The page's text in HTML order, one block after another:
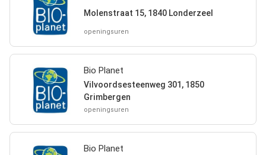
Molenstraat 15, 1840 Londerzeel
openingsuren
Bio Planet
Vilvoordsesteenweg 301, 1850
Grimbergen
openingsuren
Bio Planet